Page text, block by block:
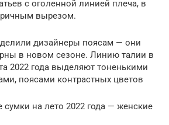
с оголенной линией плеча, в
вырезом.
дизайнеры поясам — они
в новом сезоне. Линию талии в
2022 года выделяют тоненькими
поясами контрастных цветов
на лето 2022 года — женские